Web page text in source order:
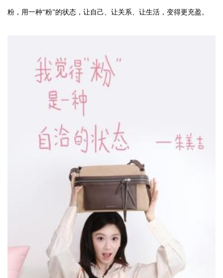
粉，用一种“粉”的状态，让自己、让关系、让生活，变得更充盈。